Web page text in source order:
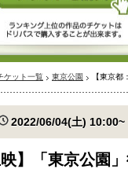
ケット一覧 東京公園 【東京
2022/06/04(土) 10:00~
映】「東京公園